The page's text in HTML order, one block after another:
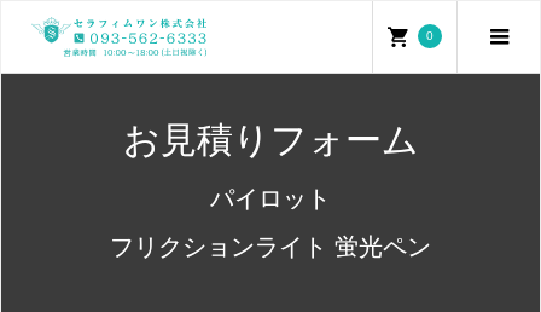
0
お見積りフォーム
パイロット
フリクションライト 蛍光ペン